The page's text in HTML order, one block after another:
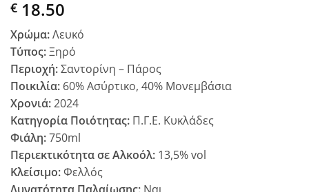
€ 18.50
Χρώμα:Λευκό
Τύπος:Ξηρό
Περιοχή:Σαντορίνη – Πάρος
Ποικιλία: 60% Ασύρτικο, 40% Μονεμβάσια
Χρονιά:2024
Κατηγορία Ποιότητας: Π.Γ.Ε. Κυκλάδες
Φιάλη:750ml
Περιεκτικότητα σε Αλκοόλ: 13,5% vol
Κλείσιμο:Φελλός